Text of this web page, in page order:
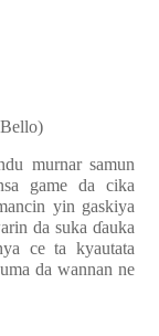
murnar samun
game da cika
yin gaskiya
da sukaɗauka
ce ta kyautata
da wannan ne